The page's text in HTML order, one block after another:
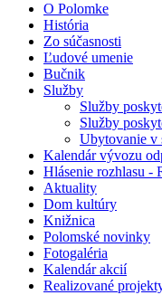
O Polomke
História
Zo súčasnosti
Ľudové umenie
Bučnik
Služby
Služby
Služby
Ubytovanie v
Kalendár vývozu
Hlásenie rozhlasu -
Aktuality
Dom kultúry
Knižnica
Polomské novinky
Fotogaléria
Kalendár akcií
Realizované